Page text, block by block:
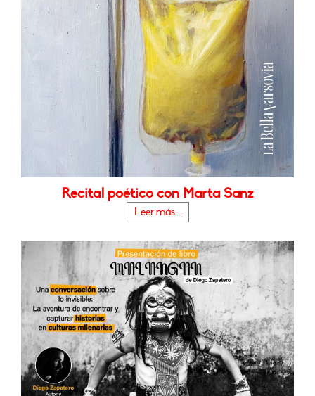
Recital poético con Marta Sanz
Leer más...